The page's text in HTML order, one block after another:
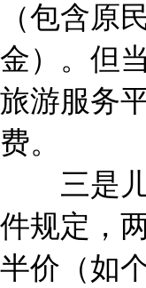
（包含原
金）。但
旅游服务
费。
三是儿
件规定，
半价（如